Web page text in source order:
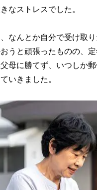
なストレスでした。
なんとか自分で受け取
うと頑張ったものの、
母に勝てず、いつしか
いきました。